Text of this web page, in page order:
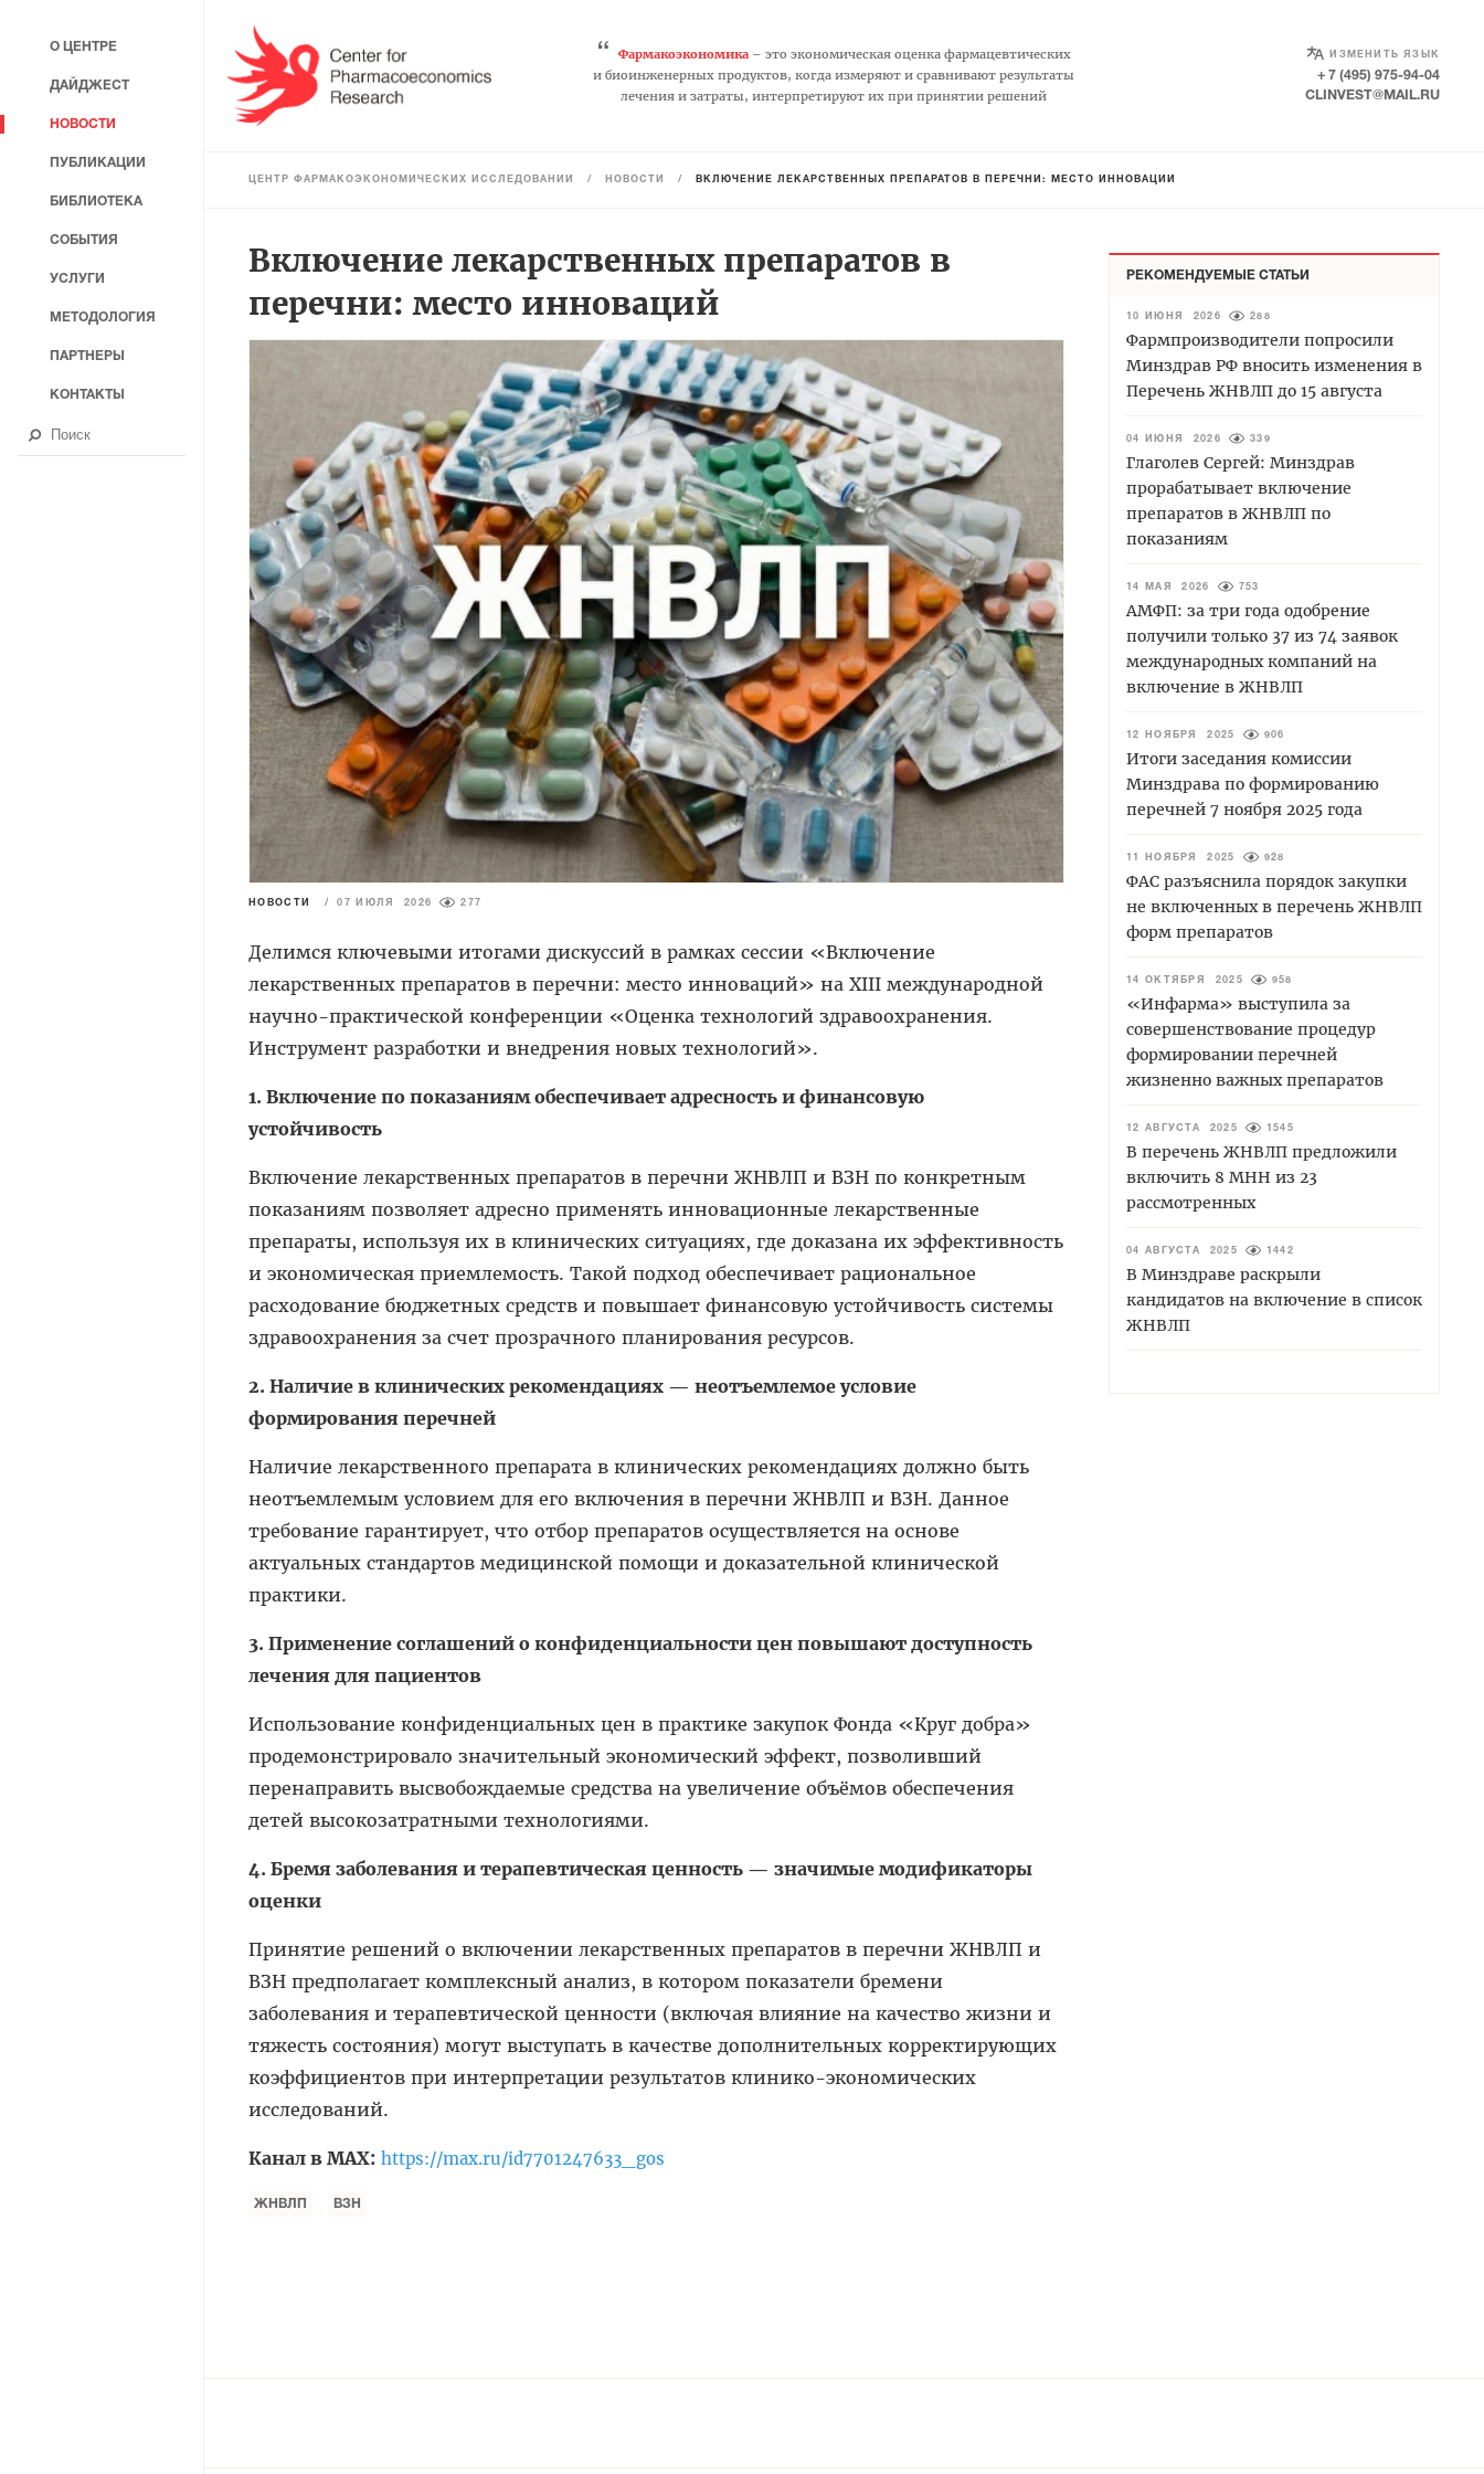
“ Фармакоэкономика– это экономическая оценка фармацевтических
и биоинженерных продуктов, когда измеряют и сравнивают результаты
лечения и затраты, интерпретируют их при принятии решений
ИЗМЕНИТЬ ЯЗЫК
SELECT LANGUAGE
+ 7 (495) 975-94-04
CLINVEST@MAIL.RU
ЦЕНТР ФАРМАКОЭКОНОМИЧЕСКИХ ИССЛЕДОВАНИЙ / НОВОСТИ / ВКЛЮЧЕНИЕ ЛЕКАРСТВЕННЫХ ПРЕПАРАТОВ В ПЕРЕЧНИ: МЕСТО ИННОВАЦИЙ
Включение лекарственных препаратов в
перечни: место инноваций
НОВОСТИ / 07 ИЮЛЯ 2026 277
Делимся ключевыми итогами дискуссий в рамках сессии «Включение
лекарственных препаратов в перечни: место инноваций» на XIII международной
научно-практической конференции «Оценка технологий здравоохранения.
Инструмент разработки и внедрения новых технологий».
1. Включение по показаниям обеспечивает адресность и финансовую
устойчивость
Включение лекарственных препаратов в перечни ЖНВЛП и ВЗН по конкретным
показаниям позволяет адресно применять инновационные лекарственные
препараты, используя их в клинических ситуациях, где доказана их эффективность
и экономическая приемлемость. Такой подход обеспечивает рациональное
расходование бюджетных средств и повышает финансовую устойчивость системы
здравоохранения за счет прозрачного планирования ресурсов.
2. Наличие в клинических рекомендациях — неотъемлемое условие
формирования перечней
Наличие лекарственного препарата в клинических рекомендациях должно быть
неотъемлемым условием для его включения в перечни ЖНВЛП и ВЗН. Данное
требование гарантирует, что отбор препаратов осуществляется на основе
актуальных стандартов медицинской помощи и доказательной клинической
практики.
3. Применение соглашений о конфиденциальности цен повышают доступность
лечения для пациентов
Использование конфиденциальных цен в практике закупок Фонда «Круг добра»
продемонстрировало значительный экономический эффект, позволивший
перенаправить высвобождаемые средства на увеличение объёмов обеспечения
детей высокозатратными технологиями.
4. Бремя заболевания и терапевтическая ценность — значимые модификаторы
оценки
Принятие решений о включении лекарственных препаратов в перечни ЖНВЛП и
ВЗН предполагает комплексный анализ, в котором показатели бремени
заболевания и терапевтической ценности (включая влияние на качество жизни и
тяжесть состояния) могут выступать в качестве дополнительных корректирующих
коэффициентов при интерпретации результатов клинико-экономических
исследований.
Канал в МАХ: https://max.ru/id7701247633_gos
ЖНВЛП ВЗН
РЕКОМЕНДУЕМЫЕ СТАТЬИ
10 ИЮНЯ 2026 288
Фармпроизводители попросили
Минздрав РФ вносить изменения в
Перечень ЖНВЛП до 15 августа
04 ИЮНЯ 2026 339
Глаголев Сергей: Минздрав
прорабатывает включение
препаратов в ЖНВЛП по
показаниям
14 МАЯ 2026 753
АМФП: за три года одобрение
получили только 37 из 74 заявок
международных компаний на
включение в ЖНВЛП
12 НОЯБРЯ 2025 906
Итоги заседания комиссии
Минздрава по формированию
перечней 7 ноября 2025 года
11 НОЯБРЯ 2025 928
ФАС разъяснила порядок закупки
не включенных в перечень ЖНВЛП
форм препаратов
14 ОКТЯБРЯ 2025 958
«Инфарма» выступила за
совершенствование процедур
формировании перечней
жизненно важных препаратов
12 АВГУСТА 2025 1545
В перечень ЖНВЛП предложили
включить 8 МНН из 23
рассмотренных
04 АВГУСТА 2025 1442
В Минздраве раскрыли
кандидатов на включение в список
ЖНВЛП
О ЦЕНТРЕ
ДАЙДЖЕСТ
НОВОСТИ
ПУБЛИКАЦИИ
БИБЛИОТЕКА
СОБЫТИЯ
УСЛУГИ
МЕТОДОЛОГИЯ
ПАРТНЕРЫ
КОНТАКТЫ